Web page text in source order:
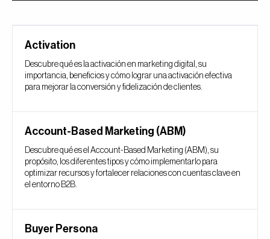
Activation
Descubre qué es la activación en marketing digital, su
importancia, beneficios y cómo lograr una activación efectiva
para mejorar la conversión y fidelización de clientes.
Account-Based Marketing (ABM)
Descubre qué es el Account-Based Marketing (ABM), su
propósito, los diferentes tipos y cómo implementarlo para
optimizar recursos y fortalecer relaciones con cuentas clave en
el entorno B2B.
Buyer Persona